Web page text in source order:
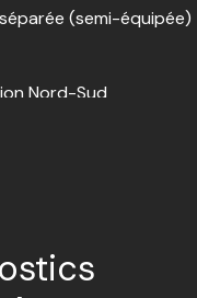
à proximité !!!
(semi-équipée)
Nord-Sud